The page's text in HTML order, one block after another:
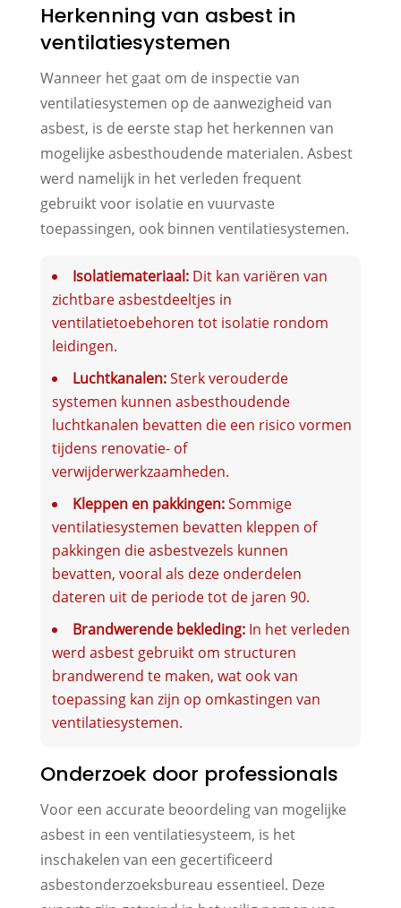
Herkenning van asbest in
ventilatiesystemen
Wanneer het gaat om de inspectie van
ventilatiesystemen op de aanwezigheid van
asbest, is de eerste stap het herkennen van
mogelijke asbesthoudende materialen. Asbest
werd namelijk in het verleden frequent
gebruikt voor isolatie en vuurvaste
toepassingen, ook binnen ventilatiesystemen.
Isolatiemateriaal:Dit kan variëren van
zichtbare asbestdeeltjes in
ventilatietoebehoren tot isolatie rondom
leidingen.
Luchtkanalen:Sterk verouderde
systemen kunnen asbesthoudende
luchtkanalen bevatten die een risico vormen
tijdens renovatie- of
verwijderwerkzaamheden.
Kleppen en pakkingen:Sommige
ventilatiesystemen bevatten kleppen of
pakkingen die asbestvezels kunnen
bevatten, vooral als deze onderdelen
dateren uit de periode tot de jaren 90.
Brandwerende bekleding:In het verleden
werd asbest gebruikt om structuren
brandwerend te maken, wat ook van
toepassing kan zijn op omkastingen van
ventilatiesystemen.
Onderzoek door professionals
Voor een accurate beoordeling van mogelijke
asbest in een ventilatiesysteem, is het
inschakelen van een gecertificeerd
asbestonderzoeksbureau essentieel. Deze